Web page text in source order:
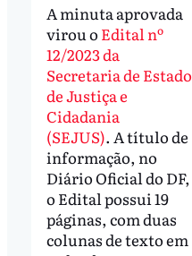
A minuta aprovada
virou o Edital nº
12/2023 da
Secretaria de Estado
de Justiça e
Cidadania
(SEJUS). A título de
informação, no
Diário Oficial do DF,
o Edital possui 19
páginas, com duas
colunas de texto em